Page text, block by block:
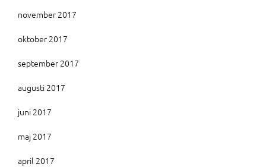
november 2017
oktober 2017
september 2017
augusti 2017
juni 2017
maj 2017
april 2017